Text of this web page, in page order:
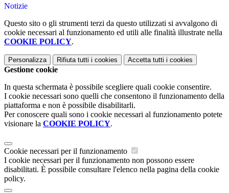
Notizie
Questo sito o gli strumenti terzi da questo utilizzati si avvalgono di
cookie necessari al funzionamento ed utili alle finalità illustrate nella
COOKIE POLICY.
Personalizza Rifiuta tutti i cookies Accetta tutti i cookies
Gestione cookie
In questa schermata è possibile scegliere quali cookie consentire.
I cookie necessari sono quelli che consentono il funzionamento della
piattaforma e non è possibile disabilitarli.
Per conoscere quali sono i cookie necessari al funzionamento potete
visionare la COOKIE POLICY.
Cookie necessari per il funzionamento
I cookie necessari per il funzionamento non possono essere
disabilitati. È possibile consultare l'elenco nella pagina della cookie
policy.